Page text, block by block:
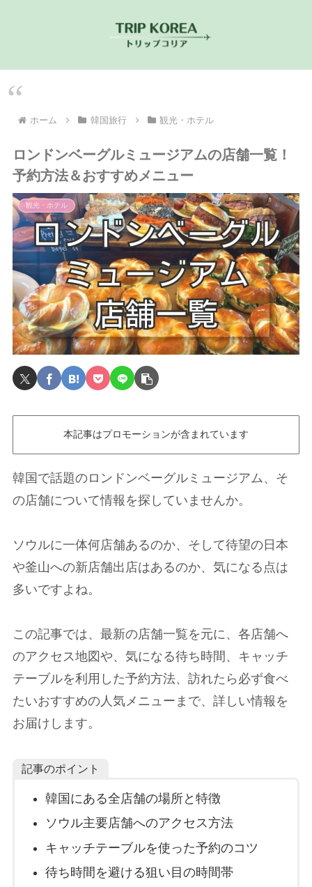
ホーム 韓国旅行 観光・ホテル
ロンドンベーグルミュージアムの店舗一覧！
予約方法＆おすすめメニュー
観光・ホテル
本記事はプロモーションが含まれています
韓国で話題のロンドンベーグルミュージアム、そ
の店舗について情報を探していませんか。
ソウルに一体何店舗あるのか、そして待望の日本
や釜山への新店舗出店はあるのか、気になる点は
多いですよね。
この記事では、最新の店舗一覧を元に、各店舗へ
のアクセス地図や、気になる待ち時間、キャッチ
テーブルを利用した予約方法、訪れたら必ず食べ
たいおすすめの人気メニューまで、詳しい情報を
お届けします。
記事のポイント
韓国にある全店舗の場所と特徴
ソウル主要店舗へのアクセス方法
キャッチテーブルを使った予約のコツ
待ち時間を避ける狙い目の時間帯